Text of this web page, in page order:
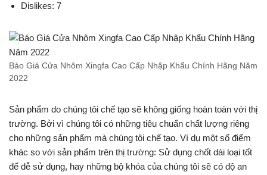
Dislikes: 7
Báo Giá Cửa Nhôm Xingfa Cao Cấp Nhập Khẩu Chính Hãng Năm
2022
Sản phẩm do chúng tôi chế tạo sẽ không giống hoàn toàn với thị
trường. Bởi vì chúng tôi có những tiêu chuẩn chất lượng riêng
cho những sản phẩm mà chúng tôi chế tạo. Ví dụ một số điểm
khác so với sản phẩm trên thị trường: Sử dụng chốt dài loại tốt
để dễ sử dụng, hay những bộ khóa của chúng tôi sẽ có độ an